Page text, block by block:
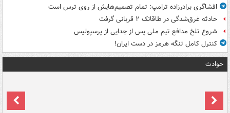
افشاگری برادرزاده ترامپ: تمام تصمیم‌هایش از روی ترس است
حادثه غرق‌شدگی در طاقانک ۲ قربانی گرفت
شروع تلخ مدافع تیم ملی پس از جدایی از پرسپولیس
کنترل کامل تنگه هرمز در دست ایران!
حوادث